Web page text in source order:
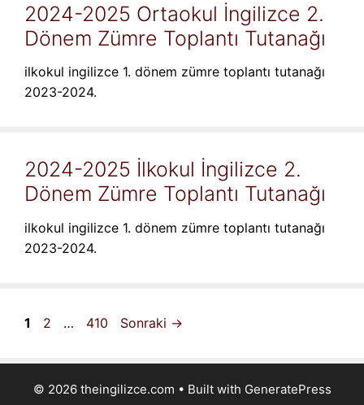
2024-2025 Ortaokul İngilizce 2.
Dönem Zümre Toplantı Tutanağı
ilkokul ingilizce 1. dönem zümre toplantı tutanağı
2023-2024.
2024-2025 İlkokul İngilizce 2.
Dönem Zümre Toplantı Tutanağı
ilkokul ingilizce 1. dönem zümre toplantı tutanağı
2023-2024.
Sayfa
1 Sayfa
2 … Sayfa
410 Sonraki →
© 2026 theingilizce.com • Built with GeneratePress